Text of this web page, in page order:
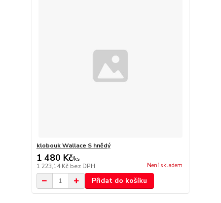
klobouk Wallace S hnědý
1 480 Kč/ks
1 223,14 Kč bez DPH Není skladem
Přidat do košíku